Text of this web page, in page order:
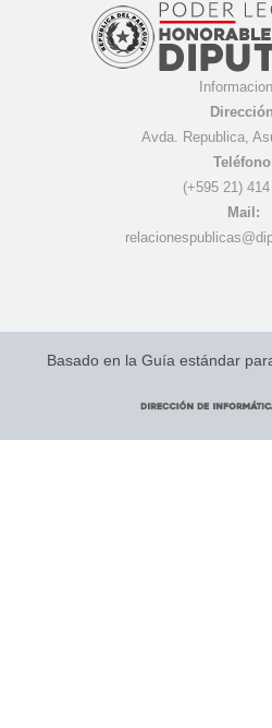
Avda. Republica,
(+595 21) 4
Mail:
r
Basado en la Guía estándar